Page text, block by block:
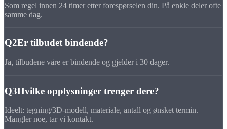
Som regel innen 24 timer etter forespørselen din. På enkle deler ofte
samme dag.
Q2Er tilbudet bindende?
Ja, tilbudene våre er bindende og gjelder i 30 dager.
Q3Hvilke opplysninger trenger dere?
Ideelt: tegning/3D-modell, materiale, antall og ønsket termin.
Mangler noe, tar vi kontakt.